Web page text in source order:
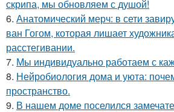
скрипа, мы обновляем с душой!
6. Анатомический мерч: в сети
ван Гогом, которая лишает
расстегивании.
7. Мы индивидуально работаем с
8. Нейробиология дома и уюта:
пространство.
9. В нашем доме поселился